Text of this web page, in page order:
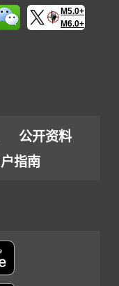
M5.0+
M6.0+
公开资料
指南